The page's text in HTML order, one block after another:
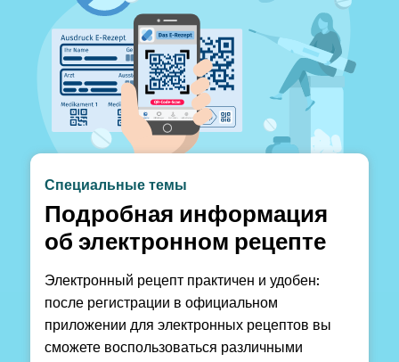
Специальные темы
Подробная информация
об электронном рецепте
Электронный рецепт практичен и удобен:
после регистрации в официальном
приложении для электронных рецептов вы
сможете воспользоваться различными